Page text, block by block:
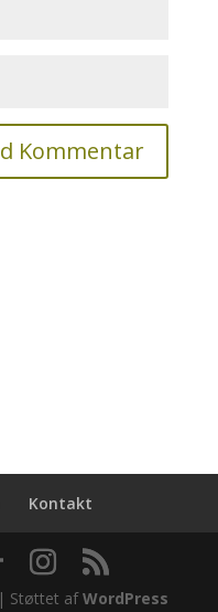
Kontakt
| Støttet afWordPress